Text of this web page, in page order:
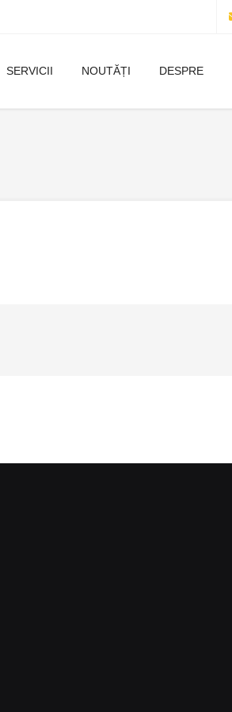
SERVICII NOUTĂȚI DESPRE